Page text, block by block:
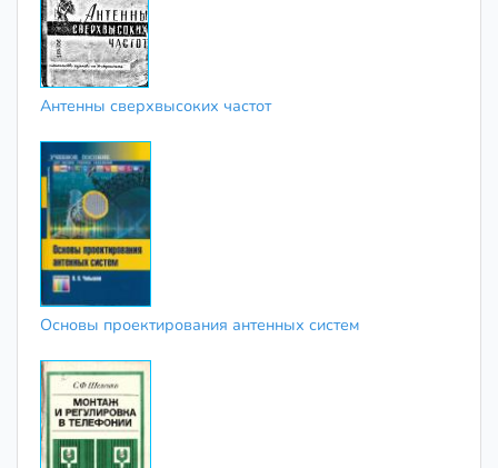
Антенны сверхвысоких частот
Основы проектирования антенных систем